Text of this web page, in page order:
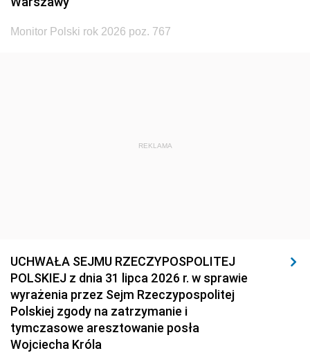
Monitor Polski rok 2026 poz. 767
REKLAMA
UCHWAŁA SEJMU RZECZYPOSPOLITEJ
POLSKIEJ z dnia 31 lipca 2026 r. w sprawie
wyrażenia przez Sejm Rzeczypospolitej
Polskiej zgody na zatrzymanie i
tymczasowe aresztowanie posła
Wojciecha Króla